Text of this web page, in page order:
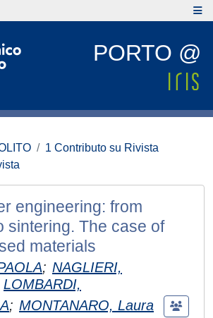
PORTO @
1 Contributo su Rivista
engineering: from
sintering. The case of
materials
; NAGLIERI,
LOMBARDI,
; MONTANARO, Laura